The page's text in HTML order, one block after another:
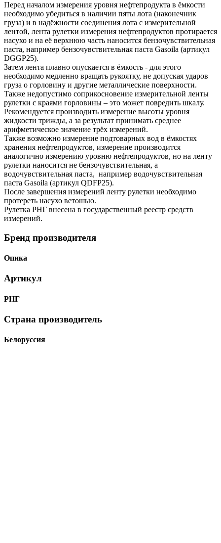
Перед началом измерения уровня нефтепродукта в ёмкости
необходимо убедиться в наличии пяты лота (наконечник
груза) и в надёжности соединения лота с измерительной
лентой, лента рулетки измерения нефтепродуктов протирается
насухо и на её верхнюю часть наносится бензочувствительная
паста, например бензочувствительная паста Gasoila (артикул
DGGP25).
Затем лента плавно опускается в ёмкость - для этого
необходимо медленно вращать рукоятку, не допуская ударов
груза о горловину и другие металлические поверхности.
Также недопустимо соприкосновение измерительной ленты
рулетки с краями горловины – это может повредить шкалу.
Рекомендуется производить измерение высоты уровня
жидкости трижды, а за результат принимать среднее
арифметическое значение трёх измерений.
Также возможно измерение подтоварных вод в ёмкостях
хранения нефтепродуктов, измерение производится
аналогично измерению уровню нефтепродуктов, но на ленту
рулетки наносится не бензочувствительная, а
водочувствительная паста, например водочувствительная
паста Gasoila (артикул QDFP25).
После завершения измерений ленту рулетки необходимо
протереть насухо ветошью.
Рулетка РНГ внесена в государственный реестр средств
измерений.
Бренд производителя
Опика
Артикул
РНГ
Страна производитель
Белоруссия